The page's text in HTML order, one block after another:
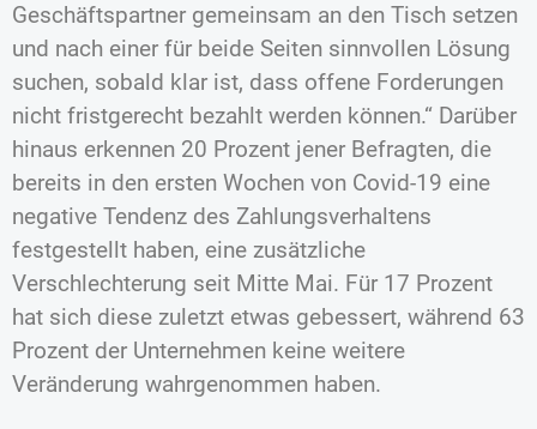
Geschäftspartner gemeinsam an den Tisch setzen
und nach einer für beide Seiten sinnvollen Lösung
suchen, sobald klar ist, dass offene Forderungen
nicht fristgerecht bezahlt werden können.“ Darüber
hinaus erkennen 20 Prozent jener Befragten, die
bereits in den ersten Wochen von Covid-19 eine
negative Tendenz des Zahlungsverhaltens
festgestellt haben, eine zusätzliche
Verschlechterung seit Mitte Mai. Für 17 Prozent
hat sich diese zuletzt etwas gebessert, während 63
Prozent der Unternehmen keine weitere
Veränderung wahrgenommen haben.